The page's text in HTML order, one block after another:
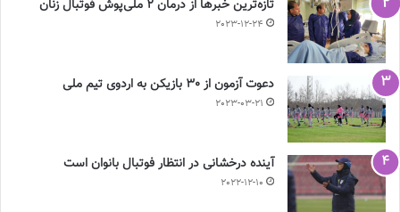
تازه‌ترین خبرها از درمان ۲ ملی‌پوش فوتبال زنان
2023-12-24
دعوت آزمون از 30 بازیکن به اردوی تیم ملی
2023-03-21
آینده درخشانی در انتظار فوتبال بانوان است
2022-12-10